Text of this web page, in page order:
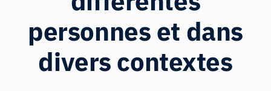
personnes et dans
divers contextes